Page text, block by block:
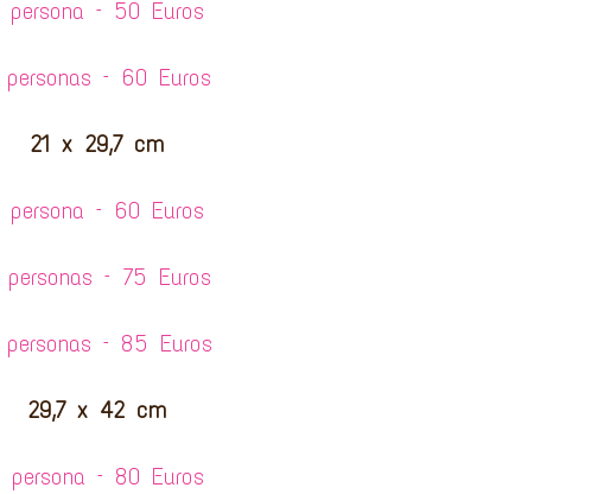
persona – 50 Euros
– 60 Euros
21 x 29,7 cm
persona – 60 Euros
– 75 Euros
– 85 Euros
29,7 x 42 cm
persona – 80 Euros